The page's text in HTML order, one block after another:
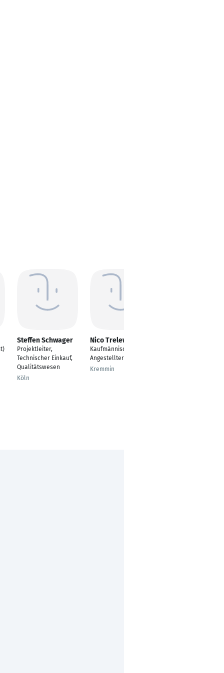
Steffen Schwager
Projektleiter,
Technischer Einkauf,
Qualitätswesen
Köln
Nico Trelewska
Kaufmännischer
Angestellter
Kremmin